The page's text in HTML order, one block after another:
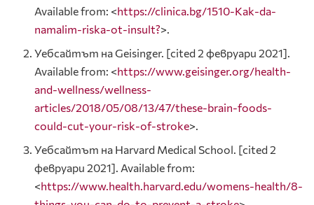
Available from: <https://clinica.bg/1510-Kak-da-
namalim-riska-ot-insult?>.
Уебсайтът на Geisinger. [cited 2 февруари 2021].
Available from: <https://www.geisinger.org/health-
and-wellness/wellness-
articles/2018/05/08/13/47/these-brain-foods-
could-cut-your-risk-of-stroke>.
Уебсайтът на Harvard Medical School. [cited 2
февруари 2021]. Available from:
<https://www.health.harvard.edu/womens-health/8-